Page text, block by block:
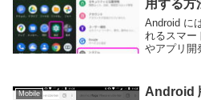
用する方
Android に
れるスマー
やアプリ開
ション画
ティ的な
どを防ぐ
Mobile
Android